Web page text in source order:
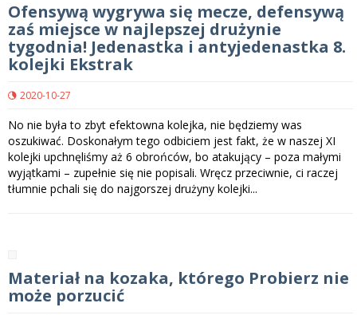
Ofensywą wygrywa się mecze, defensywą
zaś miejsce w najlepszej drużynie
tygodnia! Jedenastka i antyjedenastka 8.
kolejki Ekstrak
2020-10-27
No nie była to zbyt efektowna kolejka, nie będziemy was
oszukiwać. Doskonałym tego odbiciem jest fakt, że w naszej XI
kolejki upchnęliśmy aż 6 obrońców, bo atakujący – poza małymi
wyjątkami – zupełnie się nie popisali. Wręcz przeciwnie, ci raczej
tłumnie pchali się do najgorszej drużyny kolejki...
Materiał na kozaka, którego Probierz nie
może porzucić